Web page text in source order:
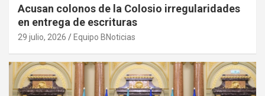
Acusan colonos de la Colosio irregularidades
en entrega de escrituras
29 julio, 2026 Equipo BNoticias